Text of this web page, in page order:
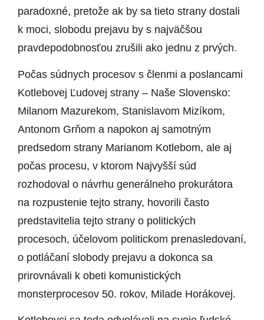
paradoxné, pretože ak by sa tieto strany dostali
k moci, slobodu prejavu by s najväčšou
pravdepodobnosťou zrušili ako jednu z prvých.
Počas súdnych procesov s členmi a poslancami
Kotlebovej Ľudovej strany – Naše Slovensko:
Milanom Mazurekom, Stanislavom Mizíkom,
Antonom Grňom a napokon aj samotným
predsedom strany Marianom Kotlebom, ale aj
počas procesu, v ktorom Najvyšší súd
rozhodoval o návrhu generálneho prokurátora
na rozpustenie tejto strany, hovorili často
predstavitelia tejto strany o politických
procesoch, účelovom politickom prenasledovaní,
o potláčaní slobody prejavu a dokonca sa
prirovnávali k obeti komunistických
monsterprocesov 50. rokov, Milade Horákovej.